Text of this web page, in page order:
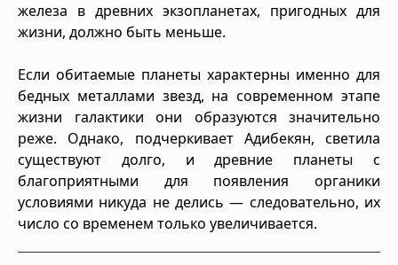
железа в древних экзопланетах, пригодных для
жизни, должно быть меньше.
Если обитаемые планеты характерны именно для
бедных металлами звезд, на современном этапе
жизни галактики они образуются значительно
реже. Однако, подчеркивает Адибекян, светила
существуют долго, и древние планеты с
благоприятными для появления органики
условиями никуда не делись — следовательно, их
число со временем только увеличивается.